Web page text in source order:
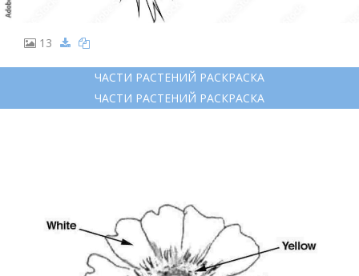
13
ЧАСТИ РАСТЕНИЙ РАСКРАСКА
ЧАСТИ РАСТЕНИЙ РАСКРАСКА